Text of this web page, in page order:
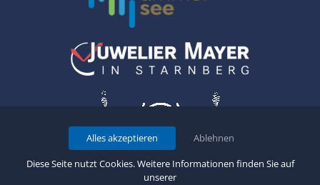
Diese Seite nutzt Cookies. Weitere Informationen finden Sie auf
unserer
Alles akzeptieren Ablehnen